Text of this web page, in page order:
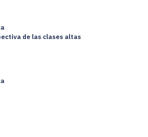
de las clases altas